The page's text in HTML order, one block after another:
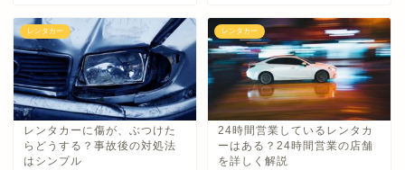
レンタカー
レンタカーに傷が、ぶつけた
らどうする？事故後の対処法
はシンプル
レンタカー
24時間営業しているレンタカ
ーはある？24時間営業の店舗
を詳しく解説